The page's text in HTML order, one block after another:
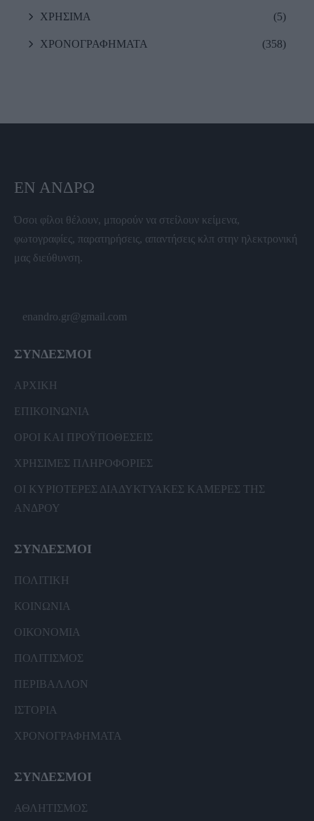
ΧΡΗΣΙΜΑ (5)
ΧΡΟΝΟΓΡΑΦΗΜΑΤΑ (358)
ΕΝ ΆΝΔΡΩ
Όσοι φίλοι θέλουν, μπορούν να στείλουν κείμενα,
φωτογραφίες, παρατηρήσεις, απαντήσεις κλπ στην ηλεκτρονική
μας διεύθυνση.
enandro.gr@gmail.com
ΣΥΝΔΕΣΜΟΙ
ΑΡΧΙΚΗ
ΕΠΙΚΟΙΝΩΝΙΑ
ΟΡΟΙ ΚΑΙ ΠΡΟΫΠΟΘΕΣΕΙΣ
ΧΡΗΣΙΜΕΣ ΠΛΗΡΟΦΟΡΙΕΣ
ΟΙ ΚΥΡΙΟΤΕΡΕΣ ΔΙΑΔΥΚΤΥΑΚΕΣ ΚΑΜΕΡΕΣ ΤΗΣ
ΑΝΔΡΟΥ
ΣΥΝΔΕΣΜΟΙ
ΠΟΛΙΤΙΚΗ
ΚΟΙΝΩΝΙΑ
ΟΙΚΟΝΟΜΙΑ
ΠΟΛΙΤΙΣΜΟΣ
ΠΕΡΙΒΑΛΛΟΝ
ΙΣΤΟΡΙΑ
ΧΡΟΝΟΓΡΑΦΗΜΑΤΑ
ΣΥΝΔΕΣΜΟΙ
ΑΘΛΗΤΙΣΜΟΣ